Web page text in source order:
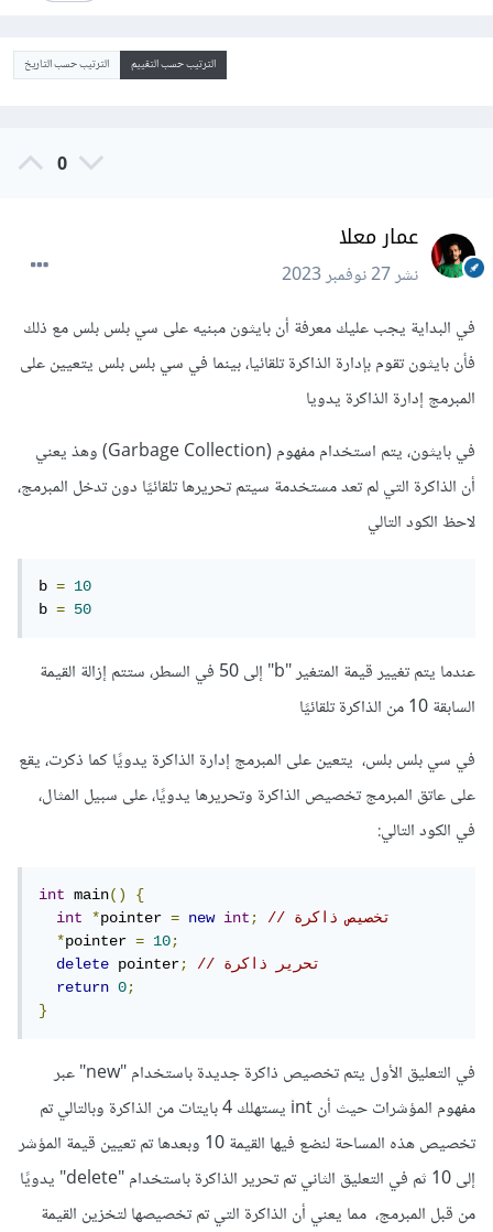
الترتيب حسب التقييم الترتيب حسب التاريخ
0
عمار معلا
نشر27 نوفمبر 2023
في البداية يجب عليك معرفة أن بايثون مبنيه على سي بلس بلس مع ذلك
فأن بايثون تقوم بإدارة الذاكرة تلقائيا، بينما في سي بلس بلس يتعيين على
المبرمج إدارة الذاكرة يدويا
في بايثون، يتم استخدام مفهوم (Garbage Collection) وهذ يعني
أن الذاكرة التي لم تعد مستخدمة سيتم تحريرها تلقائيًا دون تدخل المبرمج،
لاحظ الكود التالي
b =
10
b = 50
عندما يتم تغيير قيمة المتغير "b" إلى 50 في السطر، ستتم إزالة القيمة
السابقة 10 من الذاكرة تلقائيًا
في سي بلس بلس، يتعين على المبرمج إدارة الذاكرة يدويًا كما ذكرت، يقع
على عاتق المبرمج تخصيص الذاكرة وتحريرها يدويًا، على سبيل المثال،
في الكود التالي:
int main()
{
int
*pointer = new int;
*pointer = 10;
delete pointer;
return
0;
}
في التعليق الأول يتم تخصيص ذاكرة جديدة باستخدام "new" عبر
مفهوم المؤشرات حيث أن int يستهلك 4 بايتات من الذاكرة وبالتالي تم
تخصيص هذه المساحة لنضع فيها القيمة 10 وبعدها تم تعيين قيمة المؤشر
إلى 10 ثم في التعليق الثاني تم تحرير الذاكرة باستخدام "delete" يدويًا
من قبل المبرمج، مما يعني أن الذاكرة التي تم تخصيصها لتخزين القيمة